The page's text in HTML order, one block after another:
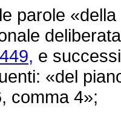
«della
e
«del
comma 4»;